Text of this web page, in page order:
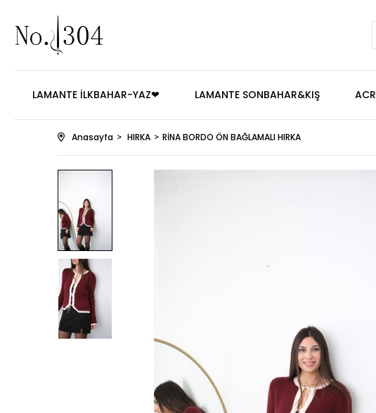
LAMANTE İLKBAHAR-YAZ❤ LAMANTE SONBAHAR&KIŞ
Anasayfa HIRKA RİNA BORDO ÖN BAĞLAMALI HIRKA